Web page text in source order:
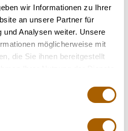
wir Informationen zu Ihrer
an unsere Partner für
und Analysen weiter. Unsere
möglicherweise mit
die Sie ihnen bereitgestellt
Crystal Breath
89.85